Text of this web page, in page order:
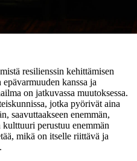
resilienssin kehittämisen
kanssa ja
on jatkuvassa muutoksessa.
jotka pyörivät aina
saavuttaakseen enemmän,
perustuu enemmän
mikä on itselle riittävä ja